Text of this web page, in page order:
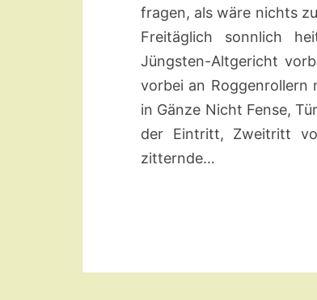
fragen, als wäre nichts
Freitäglich sonnlich
Jüngsten-Altgericht
vorbei an Roggenrollern
in Gänze Nicht Fense,
der Eintritt, Zweitritt
zitternde…